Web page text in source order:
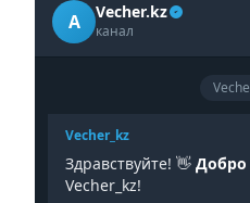
A Vecher.kz
канал
Vecher_kz
Здравствуйте! 👋 Добро
Vecher_kz!